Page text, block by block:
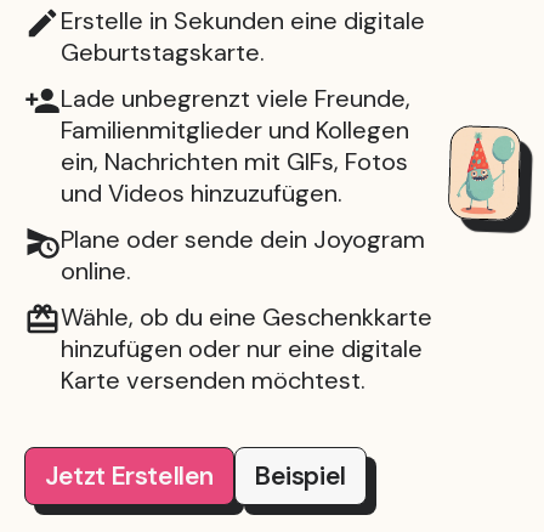
Erstelle in Sekunden eine digitale
Geburtstagskarte.
Lade unbegrenzt viele Freunde,
Familienmitglieder und Kollegen
ein, Nachrichten mit GIFs, Fotos
und Videos hinzuzufügen.
Plane oder sende dein Joyogram
online.
Wähle, ob du eine Geschenkkarte
hinzufügen oder nur eine digitale
Karte versenden möchtest.
Jetzt Erstellen Beispiel